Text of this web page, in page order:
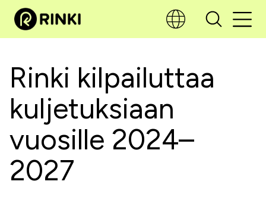
Rinki kilpailuttaa
kuljetuksiaan
vuosille 2024–
2027